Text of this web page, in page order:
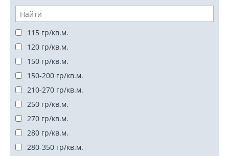
115 гр/кв.м.
120 гр/кв.м.
150 гр/кв.м.
150-200 гр/кв.м.
210-270 гр/кв.м.
250 гр/кв.м.
270 гр/кв.м.
280 гр/кв.м.
280-350 гр/кв.м.